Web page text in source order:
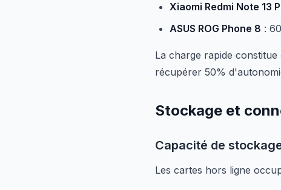
Xiaomi Redmi Note 13
ASUS ROG Phone 8 :
La charge rapide
récupérer 50%
Stockage et
Capacité de
Les cartes hors ligne